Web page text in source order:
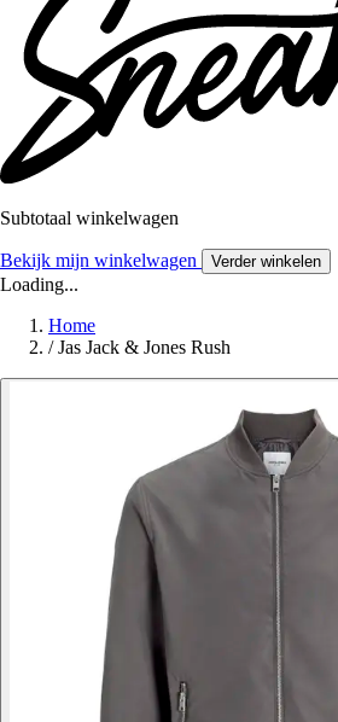
Subtotaal winkelwagen
Bekijk mijn winkelwagen Verder winkelen
Loading...
Home
/ Jas Jack & Jones Rush